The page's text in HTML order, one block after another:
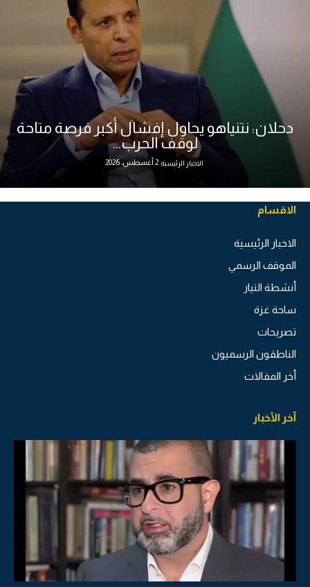
دحلان: نتنياهو يحاول إفشال أكبر فرصة متاحة
لوقف الحرب...
الاخبار الرئيسية 2 أغسطس، 2026
الاقسام
الاخبار الرئيسية
الموقف الرسمي
أنشطة التيار
ساحة غزة
تصريحات
الناطقون الرسميون
أخر المقالات
آخر الأخبار